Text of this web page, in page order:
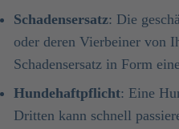
Schadensersatz: Die
oder deren Vierbeiner von
Schadensersatz in Form
Hundehaftpflicht: Eine
Dritten kann schnell